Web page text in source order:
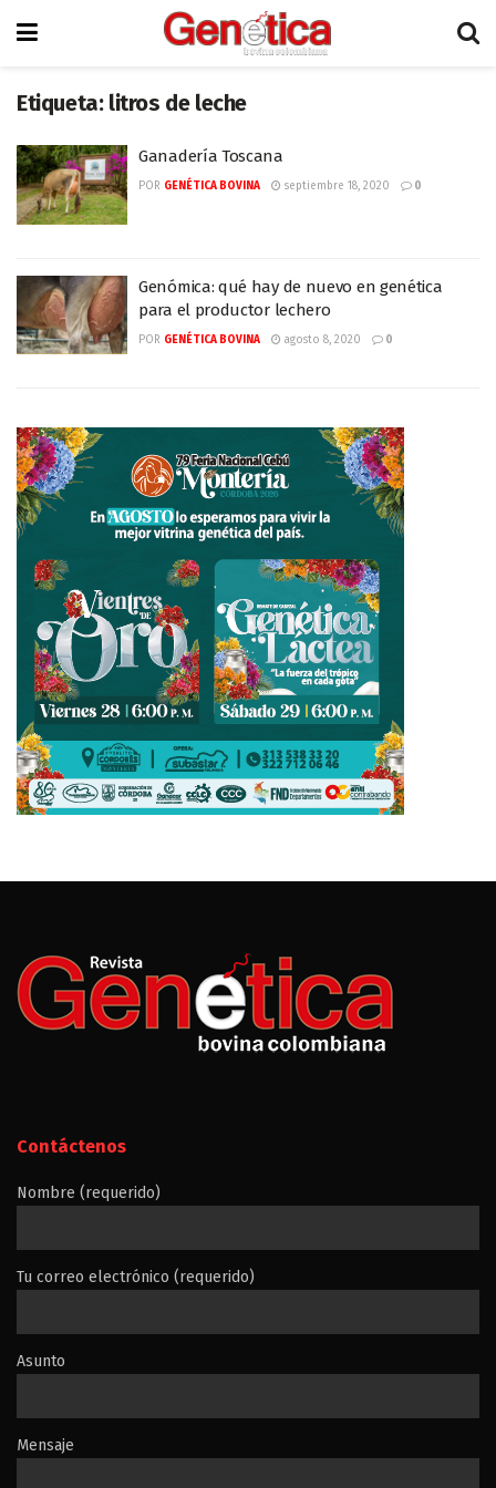
Etiqueta: litros de leche
Ganadería Toscana
POR GENÉTICA BOVINA septiembre 18, 2020 0
Genómica: qué hay de nuevo en genética
para el productor lechero
POR GENÉTICA BOVINA agosto 8, 2020 0
Contáctenos
Nombre (requerido)
Tu correo electrónico (requerido)
Asunto
Mensaje